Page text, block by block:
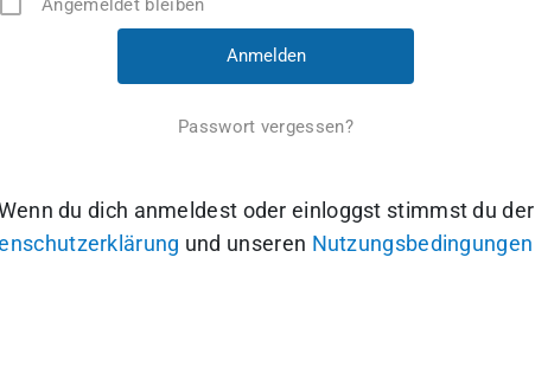
Angemeldet bleiben
Passwort vergessen?
du dich anmeldest oder einloggst stimmst du der
und unseren Nutzungsbedingungen